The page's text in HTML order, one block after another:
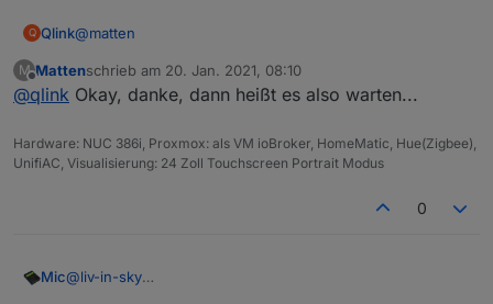
Q Qlink@matten
GetAdmin läuft leider schon ein ganzes Weilchen nicht
mehr richtig rund. Weiterentwicklung passiert leider auch
Windows Updates.
Ich spiele dann immer ein altes Komplett Backup ein,
Ich habe meine Hoffnung in das neue Teil von
M
Offline
Mattenschrieb am 20. Jan. 2021, 08:10
zuletzt editiert von
@qlink Okay, danke, dann heißt es also warten...
Hardware: NUC 386i, Proxmox: als VM ioBroker, HomeMatic, Hue(Zigbee),
UnifiAC, Visualisierung: 24 Zoll Touchscreen Portrait Modus
0
Mic@liv-in-sky